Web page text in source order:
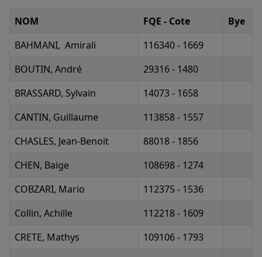
NOM FQE - Cote
Bye
BAHMANI, Amirali
116340 - 1669
BOUTIN, André
29316 - 1480
BRASSARD, Sylvain
14073 - 1658
CANTIN, Guillaume
113858 - 1557
CHASLES, Jean-Benoit
88018 - 1856
CHEN, Baige
108698 - 1274
COBZARI, Mario
112375 - 1536
Collin, Achille
112218 - 1609
CRETE, Mathys
109106 - 1793